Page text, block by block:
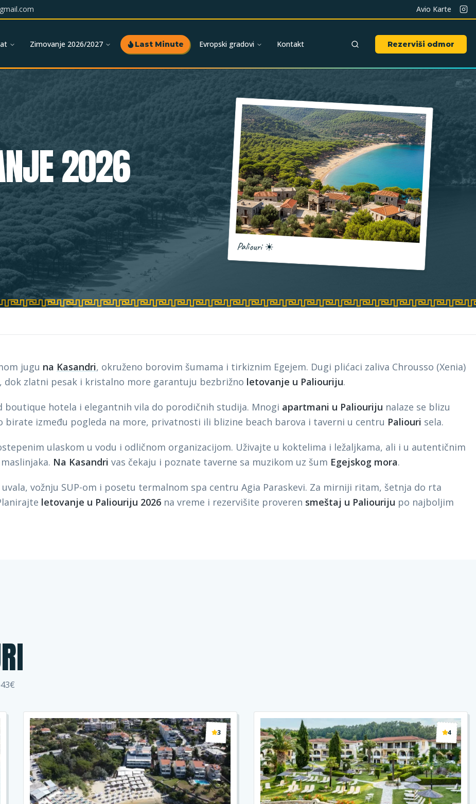
Avio Karte
Zimovanje 2026/2027 Last Minute Evropski gradovi Kontakt Rezerviši odmor
2026
Paliouri☀
jugu na Kasandri, okruženo borovim šumama i tirkiznim Egejem. Dugi plićaci zaliva Chrousso (Xenia)
zlatni pesak i kristalno more garantuju bezbrižno letovanje u Paliouriju.
boutique hotela i elegantnih vila do porodičnih studija. Mnogi apartmani u Paliouriju nalaze se blizu
birate između pogleda na more, privatnosti ili blizine beach barova i taverni u centru Paliouri sela.
ulaskom u vodu i odličnom organizacijom. Uživajte u koktelima i ležaljkama, ali i u autentičnim
Na Kasandri vas čekaju i poznate taverne sa muzikom uz šum Egejskog mora.
vožnju SUP-om i posetu termalnom spa centru Agia Paraskevi. Za mirniji ritam, šetnja do rta
letovanje u Paliouriju 2026 na vreme i rezervišite proveren smeštaj u Paliouriju po najboljim
3 4